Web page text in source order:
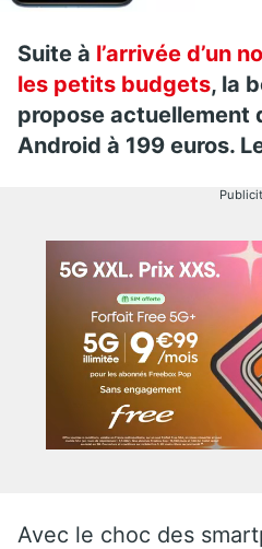
Suite à l’arrivée d’un
les petits budgets, la
propose actuellement
Android à 199 euros.
Avec le choc des